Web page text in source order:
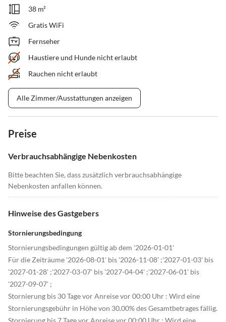
38 m²
Gratis WiFi
Fernseher
Haustiere und Hunde nicht erlaubt
Rauchen nicht erlaubt
Alle Zimmer/Ausstattungen anzeigen
Preise
Verbrauchsabhängige Nebenkosten
Bitte beachten Sie, dass zusätzlich verbrauchsabhängige
Nebenkosten anfallen können.
Hinweise des Gastgebers
Stornierungsbedingung
Stornierungsbedingungen gültig ab dem '2026-01-01'
Für die Zeiträume '2026-08-01' bis '2026-11-08' ;'2027-01-03' bis
'2027-01-28' ;'2027-03-07' bis '2027-04-04' ;'2027-06-01' bis
'2027-09-07' ;
Stornierung bis 30 Tage vor Anreise vor 00:00 Uhr : Wird eine
Stornierungsgebühr in Höhe von 30.00% des Gesamtbetrages fällig.